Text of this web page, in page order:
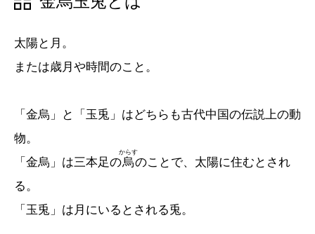
太陽と月。
または歳月や時間のこと。
「金烏」と「玉兎」はどちらも古代中国の伝説上の動
物。
「金烏」は三本足の烏
からす
のことで、太陽に住むとされ
る。
「玉兎」は月にいるとされる兎。